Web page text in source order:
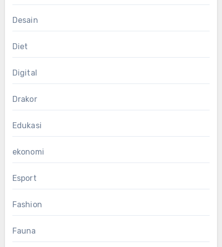
Desain
Diet
Digital
Drakor
Edukasi
ekonomi
Esport
Fashion
Fauna